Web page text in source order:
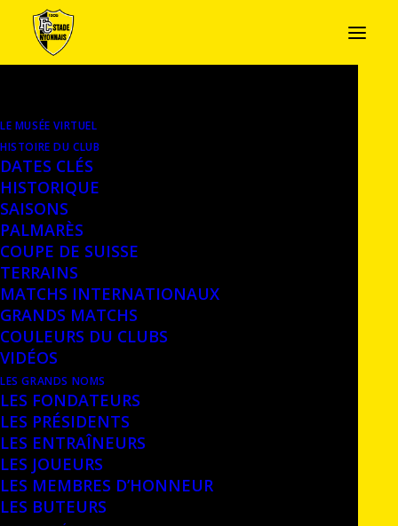
LE MUSÉE VIRTUEL
HISTOIRE DU CLUB
DATES CLÉS
HISTORIQUE
SAISONS
PALMARÈS
COUPE DE SUISSE
TERRAINS
MATCHS INTERNATIONAUX
GRANDS MATCHS
COULEURS DU CLUBS
VIDÉOS
LES GRANDS NOMS
LES FONDATEURS
LES PRÉSIDENTS
LES ENTRAÎNEURS
LES JOUEURS
LES MEMBRES D’HONNEUR
LES BUTEURS
BULLETIN, 1948
Bulletin du FC Stade Nyonnais, 1948 –
– Archives communales de Nyon